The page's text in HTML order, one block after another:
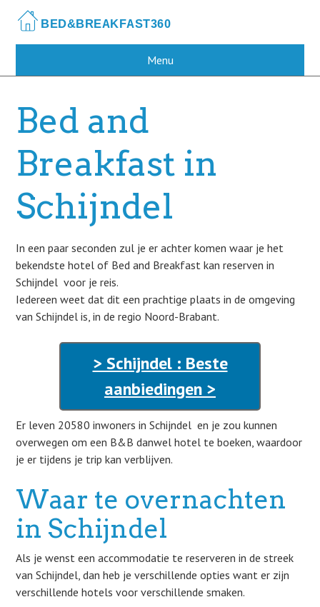
main
Menu
Bed and
Breakfast in
Schijndel
In een paar seconden zul je er achter komen waar je het
bekendste hotel of Bed and Breakfast kan reserven in
Schijndel voor je reis.
Iedereen weet dat dit een prachtige plaats in de omgeving
van Schijndel is, in de regio Noord-Brabant.
> Schijndel : Beste
aanbiedingen >
Er leven 20580 inwoners in Schijndel en je zou kunnen
overwegen om een B&B danwel hotel te boeken, waardoor
je er tijdens je trip kan verblijven.
Waar te overnachten
in Schijndel
Als je wenst een accommodatie te reserveren in de streek
van Schijndel, dan heb je verschillende opties want er zijn
verschillende hotels voor verschillende smaken.